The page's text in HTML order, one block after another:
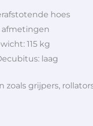
hoes
afmetingen
115 kg
laag
zoals grijpers,